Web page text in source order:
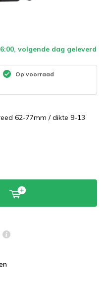
volgende dag geleverd
Op voorraad
62-77mm / dikte 9-13